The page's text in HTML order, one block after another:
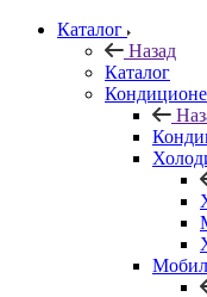
Каталог
Назад
Каталог